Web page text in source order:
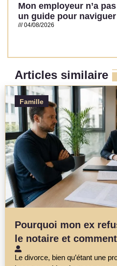
Mon employeur n’a
un guide pour
04/08/2026
Articles similaire
Famille
Pourquoi mon ex
le notaire et
Le divorce, bien qu’étant une